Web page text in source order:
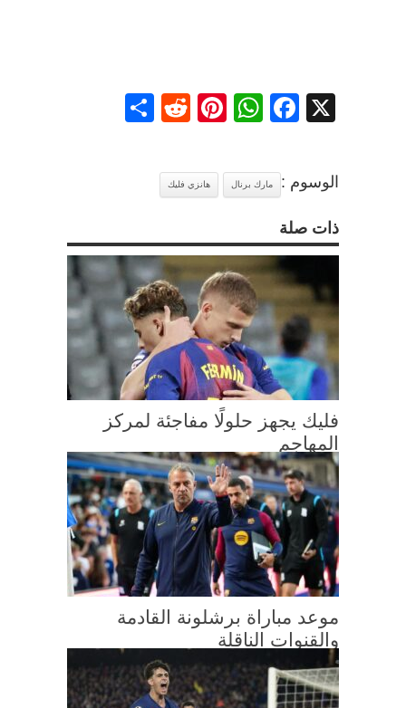
X
Facebook
WhatsApp
Pinterest
Reddit
الوسوم : مارك برنال هانزي فليك
ذات صلة
فليك يجهز حلولًا مفاجئة لمركز
المهاجم
موعد مباراة برشلونة القادمة
والقنوات الناقلة